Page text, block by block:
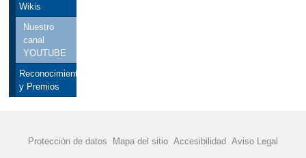
Wikis
Nuestro
canal
YOUTUBE
Reconocimientos
y Premios
Protección de datos Mapa del sitio Accesibilidad Aviso Legal